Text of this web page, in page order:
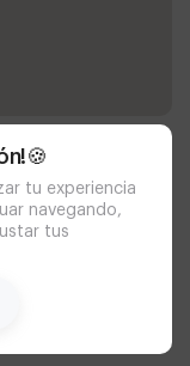
tu experiencia
navegando,
tus